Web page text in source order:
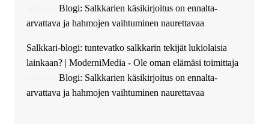
Ajax Chat.Blogi: Salkkarien käsikirjoitus on ennalta-
arvattava ja hahmojen vaihtuminen naurettavaa
Salkkari-blogi: tuntevatko salkkarin tekijät lukiolaisia
lainkaan? | ModerniMedia - Ole oman elämäsi toimittaja
Blogi: Salkkarien käsikirjoitus on ennalta-
arvattava ja hahmojen vaihtuminen naurettavaa